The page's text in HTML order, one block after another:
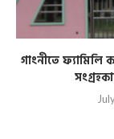
গাংনীতে ফ্যামিলি